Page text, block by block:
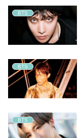
BTS
BTS
BTS